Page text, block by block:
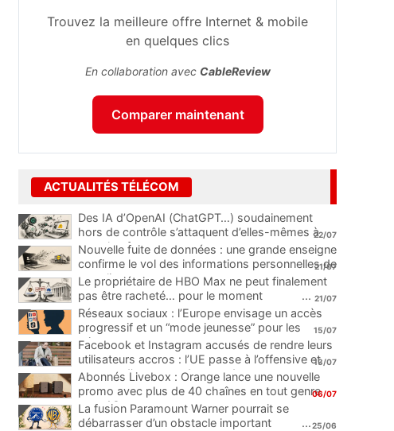
Trouvez la meilleure offre Internet & mobile
en quelques clics
En collaboration avec CableReview
Comparer maintenant
ACTUALITÉS TÉLÉCOM
Des IA d’OpenAI (ChatGPT…) soudainement
hors de contrôle s’attaquent d’elles-mêmes à
une plateforme
...
22/07
Nouvelle fuite de données : une grande enseigne
confirme le vol des informations personnelles de
ses clients
...
21/07
Le propriétaire de HBO Max ne peut finalement
pas être racheté… pour le moment
... 21/07
Réseaux sociaux : l’Europe envisage un accès
progressif et un “mode jeunesse” pour les
mineurs
...
15/07
Facebook et Instagram accusés de rendre leurs
utilisateurs accros : l’UE passe à l’offensive et
menace d’une amende record
...
13/07
Abonnés Livebox : Orange lance une nouvelle
promo avec plus de 40 chaînes en tout genre
pour 1€
06/07
La fusion Paramount Warner pourrait se
débarrasser d’un obstacle important
...25/06